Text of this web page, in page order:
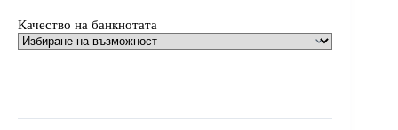
Качество на банкнотата